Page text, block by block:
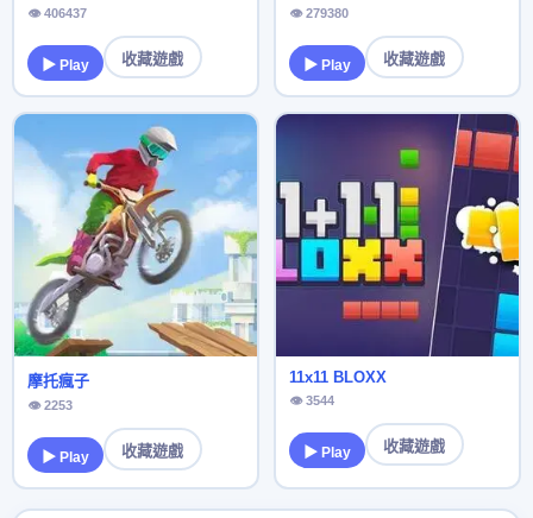
👁 406437
▶ Play 收藏遊戲
👁 279380
▶ Play 收藏遊戲
摩托瘋子
👁 2253
▶ Play 收藏遊戲
11x11 BLOXX
👁 3544
▶ Play 收藏遊戲